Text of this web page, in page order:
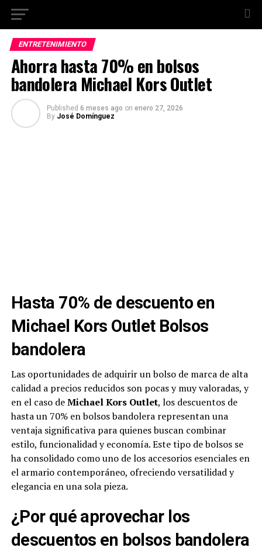
ENTRETENIMIENTO
Ahorra hasta 70% en bolsos
bandolera Michael Kors Outlet
Published 6 meses ago on enero 27, 2026
By José Domínguez
Hasta 70% de descuento en
Michael Kors Outlet Bolsos
bandolera
Las oportunidades de adquirir un bolso de marca de alta
calidad a precios reducidos son pocas y muy valoradas, y
en el caso deMichael Kors Outlet, los descuentos de
hasta un 70% en bolsos bandolera representan una
ventaja significativa para quienes buscan combinar
estilo, funcionalidad y economía. Este tipo de bolsos se
ha consolidado como uno de los accesorios esenciales en
el armario contemporáneo, ofreciendo versatilidad y
elegancia en una sola pieza.
¿Por qué aprovechar los
descuentos en bolsos bandolera